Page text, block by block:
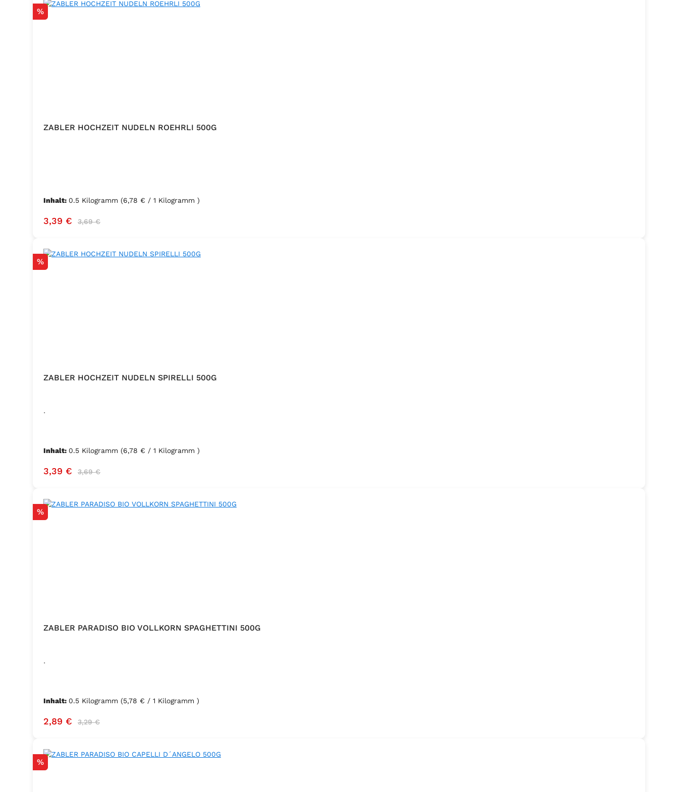
Rabatt
%
ZABLER HOCHZEIT NUDELN ROEHRLI 500G
Inhalt: 0.5 Kilogramm (6,78 € / 1 Kilogramm )
Verkaufspreis:
3,39 € Regulärer Preis:
3,69 €
Rabatt
%
ZABLER HOCHZEIT NUDELN SPIRELLI 500G
.
Inhalt: 0.5 Kilogramm (6,78 € / 1 Kilogramm )
Verkaufspreis:
3,39 € Regulärer Preis:
3,69 €
Rabatt
%
ZABLER PARADISO BIO VOLLKORN SPAGHETTINI 500G
.
Inhalt: 0.5 Kilogramm (5,78 € / 1 Kilogramm )
Verkaufspreis:
2,89 € Regulärer Preis:
3,29 €
Rabatt
%